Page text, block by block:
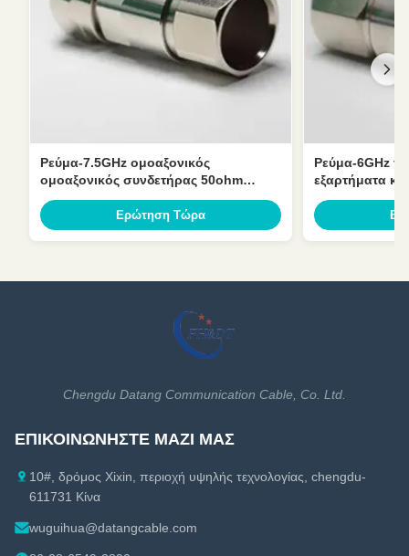
Ρεύμα-7.5GHz ομοαξονικός
ομοαξονικός συνδετήρας 50ohm
συνδετήρων για το καλώδιο
τροφοδοτών αφρούΕρώτηση Τώρα
Ρεύμα-6GHz
εξαρτήματα
συνδετήρα
τροφοδοτών
Chengdu Datang Communication Cable, Co. Ltd.
ΕΠΙΚΟΙΝΩΝΉΣΤΕ ΜΑΖΊ ΜΑΣ
10#, δρόμος Xixin, περιοχή υψηλής τεχνολογίας, chengdu-
611731 Κίνα
wuguihua@datangcable.com